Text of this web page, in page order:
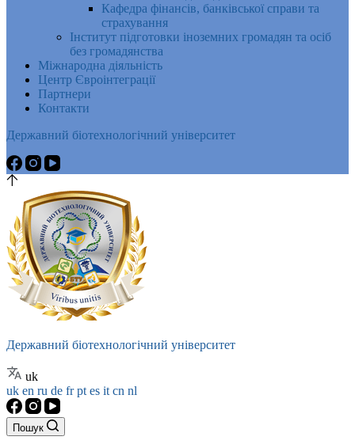
Кафедра фінансів, банківської справи та
страхування
Інститут підготовки іноземних громадян та осіб
без громадянства
Міжнародна діяльність
Центр Євроінтеграції
Партнери
Контакти
Державний біотехнологічний університет
Державний біотехнологічний університет
uk
uk en ru de frpt es it cn nl
Пошук